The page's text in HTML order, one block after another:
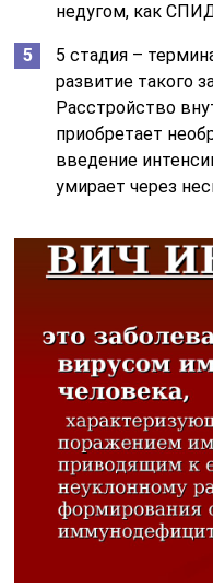
недугом, как
5 стадия –
развитие такого
Расстройство
приобретает
введение
умирает через